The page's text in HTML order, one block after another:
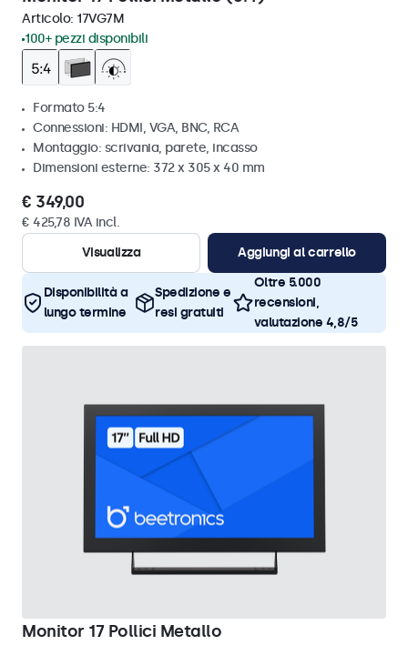
Articolo: 17VG7M
100+ pezzi disponibili
Formato 5:4
Connessioni: HDMI, VGA, BNC, RCA
Montaggio: scrivania, parete, incasso
Dimensioni esterne: 372 x 305 x 40 mm
€ 349,00
€ 425,78 IVA incl.
Visualizza
Aggiungi al carrello
Disponibilità a
lungo termine
Spedizione e
resi gratuiti
Oltre 5.000
recensioni,
valutazione 4,8/5
Monitor 17 Pollici Metallo